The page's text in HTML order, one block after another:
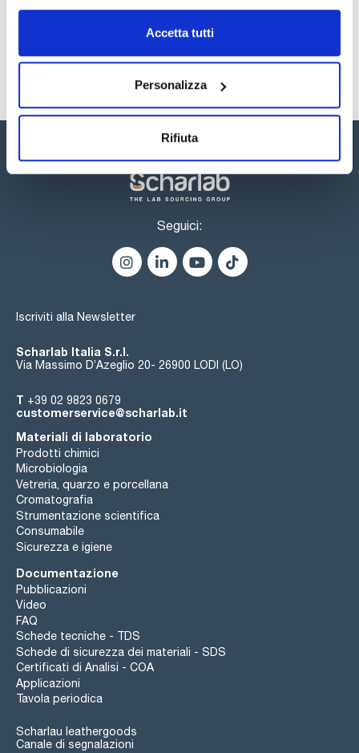
Accetta tutti
Personalizza
Rifiuta
Sicurezza
Registrati per i download
Seguici:
Iscriviti alla Newsletter
Scharlab Italia S.r.l.
Via Massimo D’Azeglio 20- 26900 LODI (LO)
T +39 02 9823 0679
customerservice@scharlab.it
Materiali di laboratorio
Prodotti chimici
Microbiologia
Vetreria, quarzo e porcellana
Cromatografia
Strumentazione scientifica
Consumabile
Sicurezza e igiene
Documentazione
Pubblicazioni
Video
FAQ
Schede tecniche - TDS
Schede di sicurezza dei materiali - SDS
Certificati di Analisi - COA
Applicazioni
Tavola periodica
Scharlau leathergoods
Canale di segnalazioni